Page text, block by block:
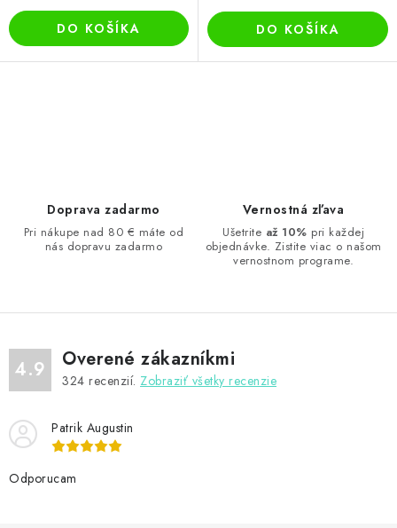
DO KOŠÍKA DO KOŠÍKA
r
v
k
y
v
p
Doprava zadarmo
Pri nákupe nad 80 € máte od
nás dopravu zadarmo
Vernostná zľava
Ušetrite až 10% pri každej
objednávke. Zistite viac o našom
vernostnom programe.
4.9 Overené zákazníkmi
324 recenzií. Zobraziť všetky recenzie
Patrik Augustin
Odporucam